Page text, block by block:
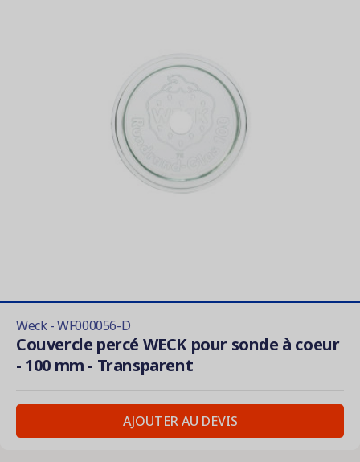
Weck - WF000056-D
Couvercle percé WECK pour sonde à coeur
- 100 mm - Transparent
AJOUTER AU DEVIS